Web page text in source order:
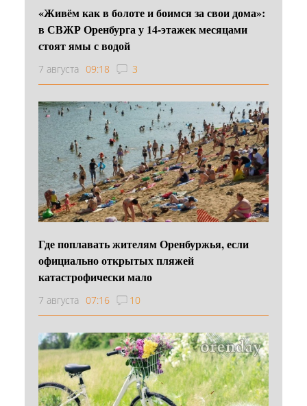
«Живём как в болоте и боимся за свои дома»:
в СВЖР Оренбурга у 14-этажек месяцами
стоят ямы с водой
7 августа 09:18 3
Где поплавать жителям Оренбуржья, если
официально открытых пляжей
катастрофически мало
7 августа 07:16 10